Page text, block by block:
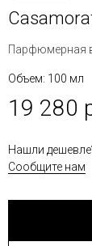
Парфюмерная
Объем: 100 мл
19 280
Нашли
Сообщите нам